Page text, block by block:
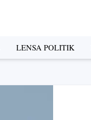
LENSA POLITIK